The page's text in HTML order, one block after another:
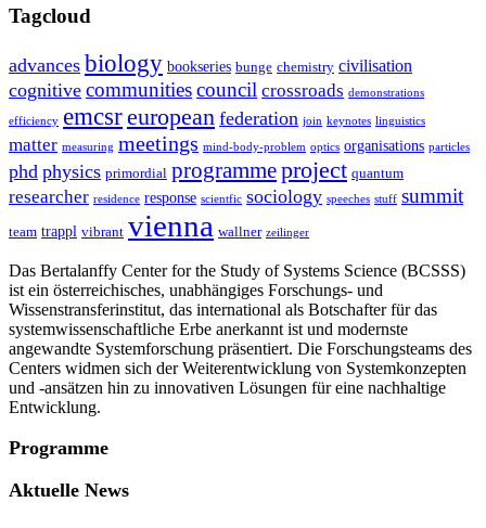
Tagcloud
advances biology bookseries bunge chemistry civilisation
cognitive communitiescouncil crossroads demonstrations
efficiency emcsreuropean federation join keynotes linguistics
matter measuring meetings mind-body-problem optics organisations particles
phd physics primordial programmeproject quantum
researcher residence response scientfic sociology speeches stuff summit
team trappl vibrant vienna wallner zeilinger
Das Bertalanffy Center for the Study of Systems Science (BCSSS)
ist ein österreichisches, unabhängiges Forschungs- und
Wissenstransferinstitut, das international als Botschafter für das
systemwissenschaftliche Erbe anerkannt ist und modernste
angewandte Systemforschung präsentiert. Die Forschungsteams des
Centers widmen sich der Weiterentwicklung von Systemkonzepten
und -ansätzen hin zu innovativen Lösungen für eine nachhaltige
Entwicklung.
Programme
Aktuelle News